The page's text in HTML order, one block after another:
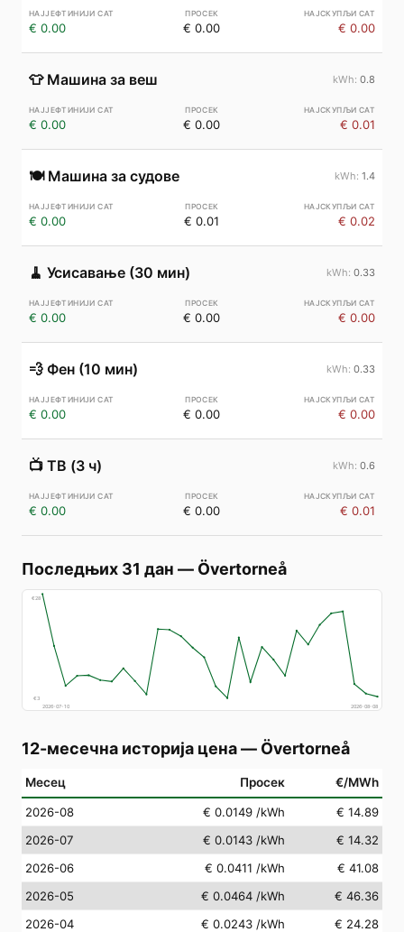
€ 0.00 € 0.00 € 0.00
👕 Машина за веш 0.8
€ 0.00 € 0.00 € 0.01
🍽️ Машина за судове 1.4
€ 0.00 € 0.01 € 0.02
🧹 Усисавање (30 мин) 0.33
€ 0.00 € 0.00 € 0.00
💨 Фен (10 мин) 0.33
€ 0.00 € 0.00 € 0.00
📺 ТВ (3 ч) 0.6
€ 0.00 € 0.00 € 0.01
Последњих 31 дан — Övertorneå
€28
€3
2026-07-10
2026-08-08
12-месечна историја цена— Övertorneå
Месец Просек €/MWh
2026-08 € 0.0149 /kWh
€ 14.89
2026-07
€ 0.0143 /kWh
€ 14.32
2026-06
€ 0.0411 /kWh
€ 41.08
2026-05
€ 0.0464 /kWh
€ 46.36
2026-04
€ 0.0243 /kWh
€ 24.28